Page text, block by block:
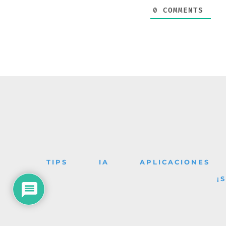
0 COMMENTS
TIPS IA APLICACIONES